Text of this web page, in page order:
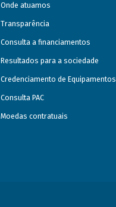
Onde atuamos
Transparência
Consulta a financiamentos
Resultados para a sociedade
Credenciamento de Equipamentos
Consulta PAC
Moedas contratuais